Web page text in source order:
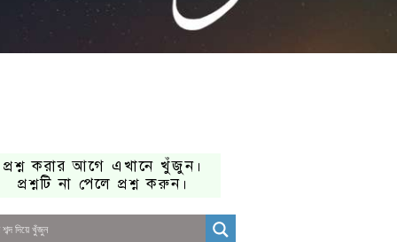
প্রশ্ন করার আগে এখানে খুঁজুন।
প্রশ্নটি না পেলে প্রশ্ন করুন।